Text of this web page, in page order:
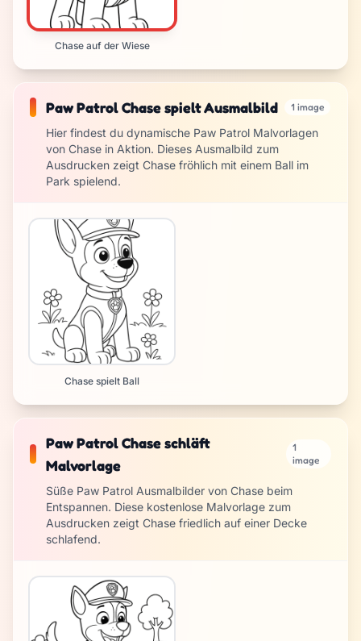
Chase auf der Wiese
Paw Patrol Chase spielt Ausmalbild 1 image
Hier findest du dynamische Paw Patrol Malvorlagen
von Chase in Aktion. Dieses Ausmalbild zum
Ausdrucken zeigt Chase fröhlich mit einem Ball im
Park spielend.
Chase spielt Ball
Paw Patrol Chase schläft
Malvorlage
1
image
Süße Paw Patrol Ausmalbilder von Chase beim
Entspannen. Diese kostenlose Malvorlage zum
Ausdrucken zeigt Chase friedlich auf einer Decke
schlafend.